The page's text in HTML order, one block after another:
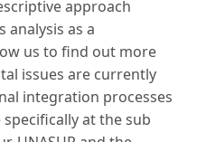
approach
as a
us to find out more
issues are currently
integration processes
at the sub